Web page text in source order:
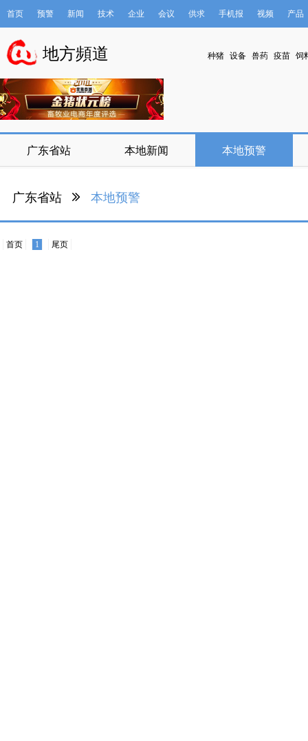
首页 预警 新闻 技术 企业 会议 供求 手机报 视频 产品
数据库
地方頻道 种猪 设备 兽药 疫苗 饲
广东省站 本地新闻 本地预警
广东省站 本地预警
首页 1 尾页